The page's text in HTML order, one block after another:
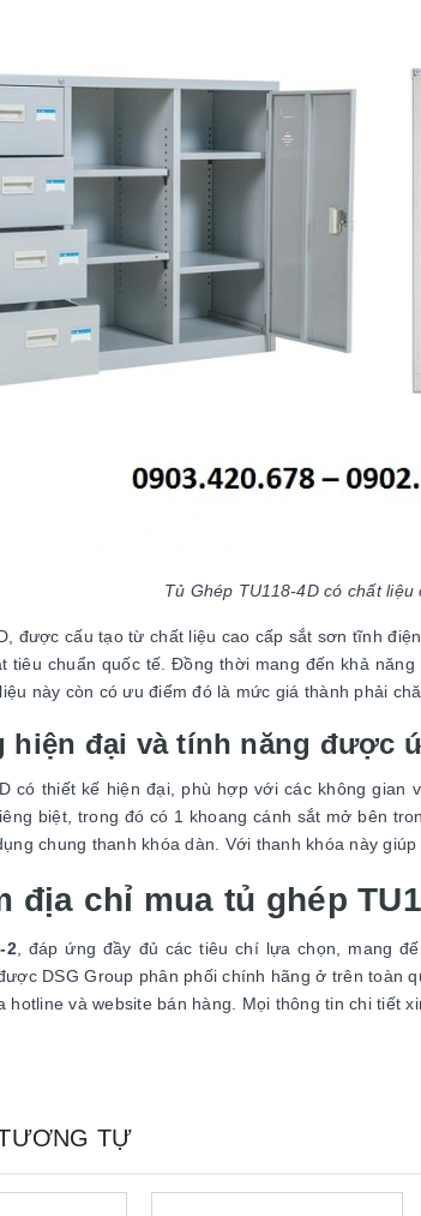
Tủ Ghép TU118-4D có chất
được cấu tạo từ chất liệu cao cấp sắt sơn tĩnh
tiêu chuẩn quốc tế. Đồng thời mang đến khả
này còn có ưu điểm đó là mức giá thành phải
hiện đại và tính năng được
có thiết kế hiện đại, phù hợp với các không
biệt, trong đó có 1 khoang cánh sắt mở bên
chung thanh khóa dàn. Với thanh khóa này
địa chỉ mua tủ ghép
2, đáp ứng đầy đủ các tiêu chí lựa chọn, mang
DSG Group phân phối chính hãng ở trên toàn
hotline và website bán hàng. Mọi thông tin chi tiết
TỰ